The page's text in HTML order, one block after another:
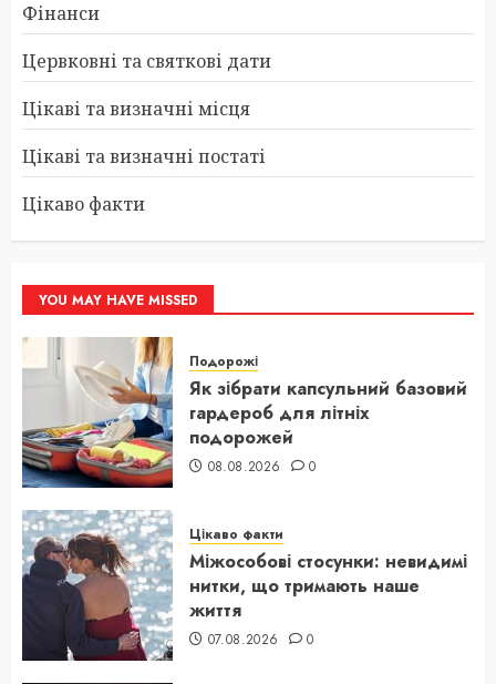
Фінанси
Цервковні та святкові дати
Цікаві та визначні місця
Цікаві та визначні постаті
Цікаво факти
YOU MAY HAVE MISSED
Подорожі
Як зібрати капсульний базовий
гардероб для літніх
подорожей
08.08.2026 0
Цікаво факти
Міжособові стосунки: невидимі
нитки, що тримають наше
життя
07.08.2026 0